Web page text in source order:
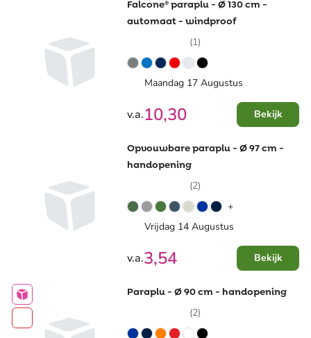
Falcone® paraplu - Ø 130 cm -
automaat - windproof
(1)
Maandag 17 Augustus
v.a.10,30 Bekijk
Opvouwbare paraplu - Ø 97 cm -
handopening
(2)
+
Vrijdag 14 Augustus
v.a.3,54 Bekijk
Paraplu - Ø 90 cm - handopening
(2)